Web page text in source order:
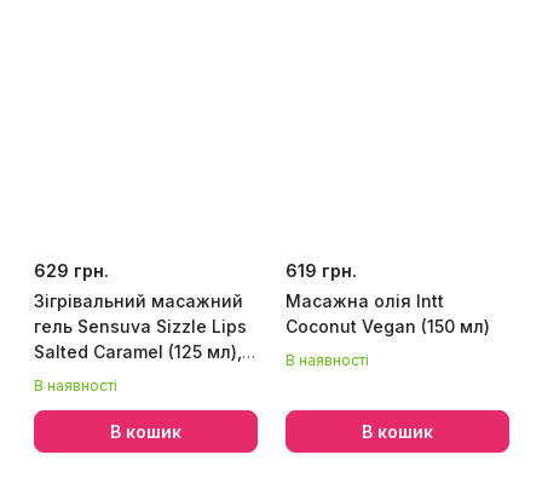
629 грн.
Зігрівальний масажний
гель Sensuva Sizzle Lips
Salted Caramel (125 мл),
без цукру, їстівний
В наявності
В кошик
619 грн.
Масажна олія Intt
Coconut Vegan (150 мл)
В наявності
В кошик